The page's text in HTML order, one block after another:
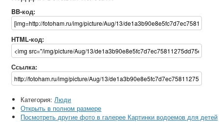
BB-код:
HTML-код:
Ссылка:
Категория:Люди
Открыть в полном размере
Посмотреть другие фото в галерее Картинки водоемов для детей